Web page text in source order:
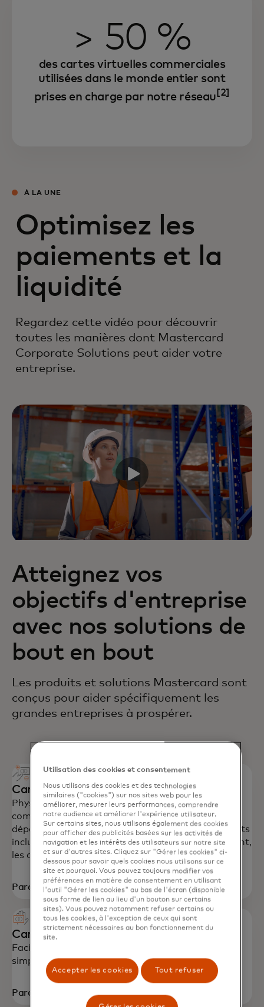
> 50 %
des cartes virtuelles commerciales
utilisées dans le monde entier sont
prises en charge par notre réseau [2]
À LA UNE
Optimisez les
paiements et la
liquidité
Regardez cette vidéo pour découvrir
toutes les manières dont Mastercard
Corporate Solutions peut aider votre
entreprise.
Atteignez vos
objectifs d'entreprise
avec nos solutions de
bout en bout
Les produits et solutions Mastercard sont
conçus pour aider spécifiquement les
grandes entreprises à prospérer.
Cartes commerciales
Physiques, mobiles ou virtuelles, nos solutions
commerciales sont utilisées pour contrôler les
dépenses et améliorer la réconciliation. Les produits
incluent les cartes dédiées aux frais de déplacement,
les cartes d'achat et les cartes de flotte.
Parcourir les solutions
Cartes de voyage
Facilitez vos voyages d'affaires avec des dépenses
simplifiées et des rapports détaillés.
Parcourir les solutions
Utilisation des cookies et consentement
Nous utilisons des cookies et des technologies
similaires ("cookies") sur nos sites web pour les
améliorer, mesurer leurs performances, comprendre
notre audience et améliorer l'expérience utilisateur.
Sur certains sites, nous utilisons également des cookies
pour afficher des publicités basées sur les activités de
navigation et les intérêts des utilisateurs sur notre site
et sur d'autres sites. Cliquez sur "Gérer les cookies" ci-
dessous pour savoir quels cookies nous utilisons sur ce
site et pourquoi. Vous pouvez toujours modifier vos
préférences en matière de consentement en utilisant
l'outil "Gérer les cookies" au bas de l'écran (disponible
sous forme de lien au lieu d'un bouton sur certains
sites). Vous pouvez notamment refuser certains ou
tous les cookies, à l'exception de ceux qui sont
strictement nécessaires au bon fonctionnement du
site.
Accepter les cookies Tout refuser